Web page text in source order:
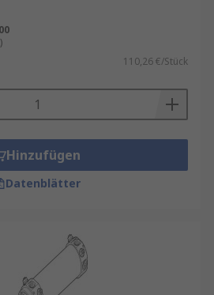
110,26 €/Stück
Hinzufügen
Datenblätter